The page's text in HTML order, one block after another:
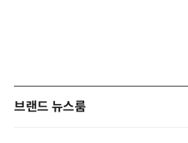
브랜드 뉴스룸